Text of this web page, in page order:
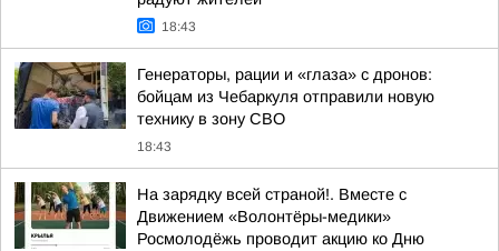
18:43
Генераторы, рации и «глаза» с дронов:
бойцам из Чебаркуля отправили новую
технику в зону СВО
18:43
На зарядку всей страной!. Вместе с
Движением «Волонтёры-медики»
Росмолодёжь проводит акцию ко Дню